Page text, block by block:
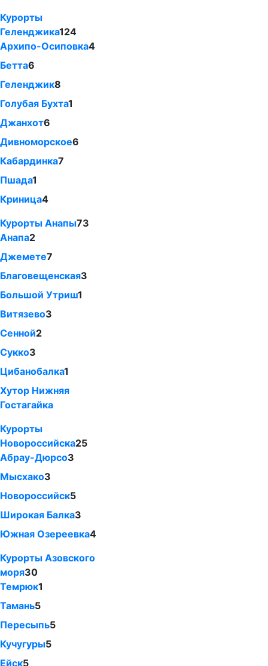
Курорты
Геленджика124
Архипо-Осиповка4
Бетта6
Геленджик8
Голубая Бухта1
Джанхот6
Дивноморское6
Кабардинка7
Пшада1
Криница4
Курорты Анапы73
Анапа2
Джемете7
Благовещенская3
Большой Утриш1
Витязево3
Сенной2
Сукко3
Цибанобалка1
Хутор Нижняя
Гостагайка
Курорты
Новороссийска25
Абрау-Дюрсо3
Мысхако3
Новороссийск5
Широкая Балка3
Южная Озереевка4
Курорты Азовского
моря30
Темрюк1
Тамань5
Пересыпь5
Кучугуры5
Ейск5